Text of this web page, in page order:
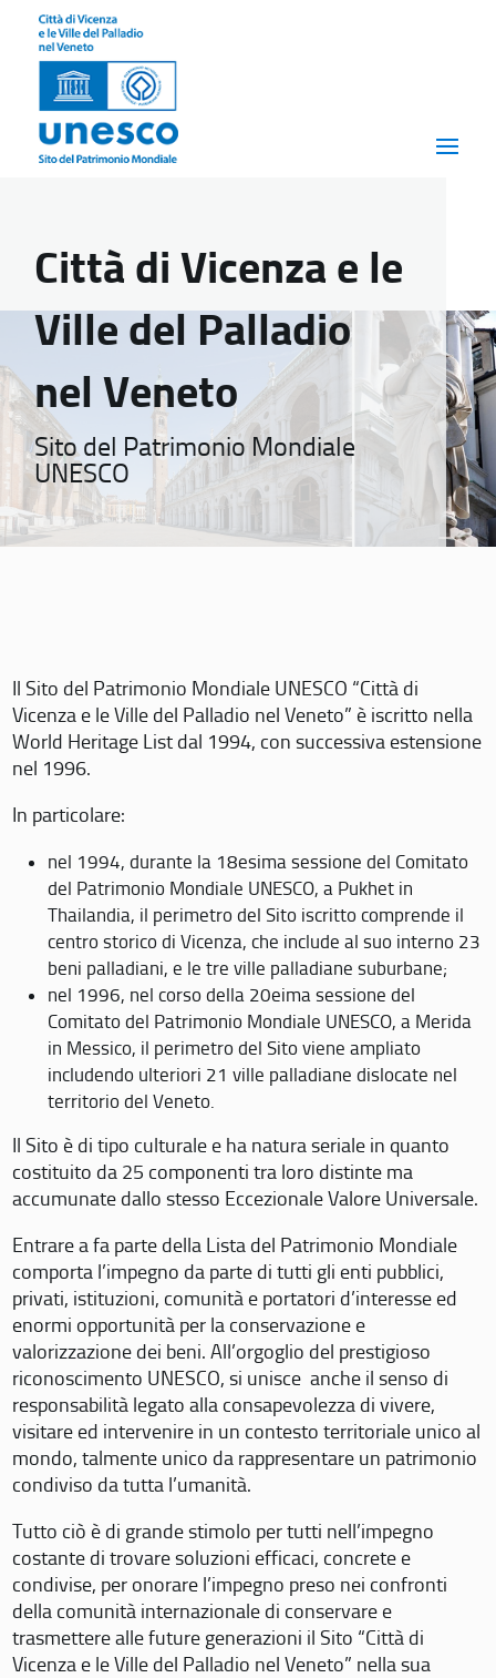
Città di Vicenza e le
Ville del Palladio
nel Veneto
Sito del Patrimonio Mondiale
UNESCO
Il Sito del Patrimonio Mondiale UNESCO “Città di
Vicenza e le Ville del Palladio nel Veneto” è iscritto nella
World Heritage List dal 1994, con successiva estensione
nel 1996.
In particolare:
nel 1994, durante la 18esima sessione del Comitato
del Patrimonio Mondiale UNESCO, a Pukhet in
Thailandia, il perimetro del Sito iscritto comprende il
centro storico di Vicenza, che include al suo interno 23
beni palladiani, e le tre ville palladiane suburbane;
nel 1996, nel corso della 20eima sessione del
Comitato del Patrimonio Mondiale UNESCO, a Merida
in Messico, il perimetro del Sito viene ampliato
includendo ulteriori 21 ville palladiane dislocate nel
territorio del Veneto.
Il Sito è di tipo culturale e ha natura seriale in quanto
costituito da 25 componenti tra loro distinte ma
accumunate dallo stesso Eccezionale Valore Universale.
Entrare a fa parte della Lista del Patrimonio Mondiale
comporta l’impegno da parte di tutti gli enti pubblici,
privati, istituzioni, comunità e portatori d’interesse ed
enormi opportunità per la conservazione e
valorizzazione dei beni. All’orgoglio del prestigioso
riconoscimento UNESCO, si unisce anche il senso di
responsabilità legato alla consapevolezza di vivere,
visitare ed intervenire in un contesto territoriale unico al
mondo, talmente unico da rappresentare un patrimonio
condiviso da tutta l’umanità.
Tutto ciò è di grande stimolo per tutti nell’impegno
costante di trovare soluzioni efficaci, concrete e
condivise, per onorare l’impegno preso nei confronti
della comunità internazionale di conservare e
trasmettere alle future generazioni il Sito “Città di
Vicenza e le Ville del Palladio nel Veneto” nella sua